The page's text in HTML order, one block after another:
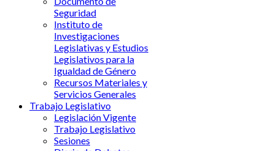
Seguridad
Instituto de
Investigaciones
Legislativas y Estudios
Legislativos para la
Igualdad de Género
Recursos Materiales y
Servicios Generales
Trabajo Legislativo
Legislación Vigente
Trabajo Legislativo
Sesiones